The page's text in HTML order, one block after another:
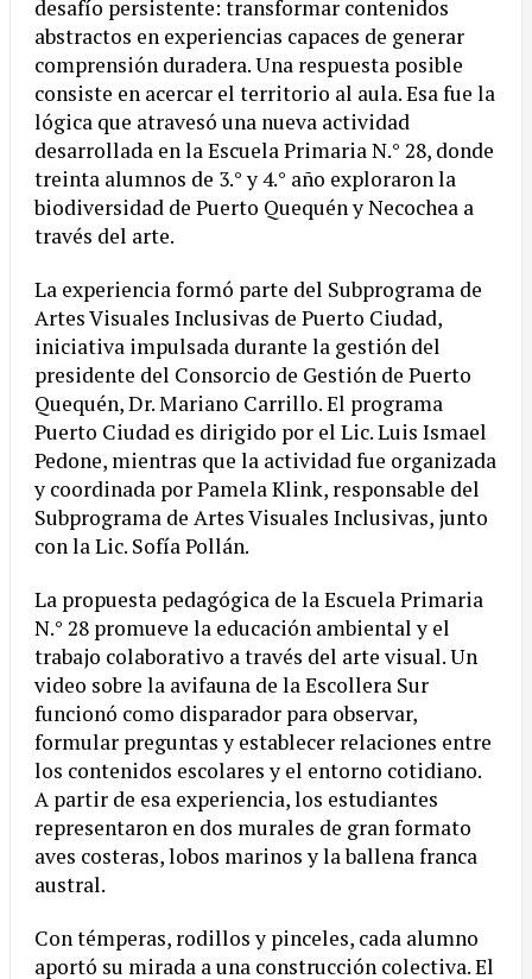
desafío persistente: transformar contenidos
abstractos en experiencias capaces de generar
comprensión duradera. Una respuesta posible
consiste en acercar el territorio al aula. Esa fue la
lógica que atravesó una nueva actividad
desarrollada en la Escuela Primaria N.° 28, donde
treinta alumnos de 3.° y 4.° año exploraron la
biodiversidad de Puerto Quequén y Necochea a
través del arte.
La experiencia formó parte del Subprograma de
Artes Visuales Inclusivas de Puerto Ciudad,
iniciativa impulsada durante la gestión del
presidente del Consorcio de Gestión de Puerto
Quequén, Dr. Mariano Carrillo. El programa
Puerto Ciudad es dirigido por el Lic. Luis Ismael
Pedone, mientras que la actividad fue organizada
y coordinada por Pamela Klink, responsable del
Subprograma de Artes Visuales Inclusivas, junto
con la Lic. Sofía Pollán.
La propuesta pedagógica de la Escuela Primaria
N.° 28 promueve la educación ambiental y el
trabajo colaborativo a través del arte visual. Un
video sobre la avifauna de la Escollera Sur
funcionó como disparador para observar,
formular preguntas y establecer relaciones entre
los contenidos escolares y el entorno cotidiano.
A partir de esa experiencia, los estudiantes
representaron en dos murales de gran formato
aves costeras, lobos marinos y la ballena franca
austral.
Con témperas, rodillos y pinceles, cada alumno
aportó su mirada a una construcción colectiva. El